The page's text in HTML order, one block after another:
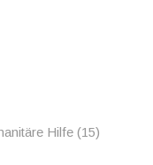
Hilfe(15)